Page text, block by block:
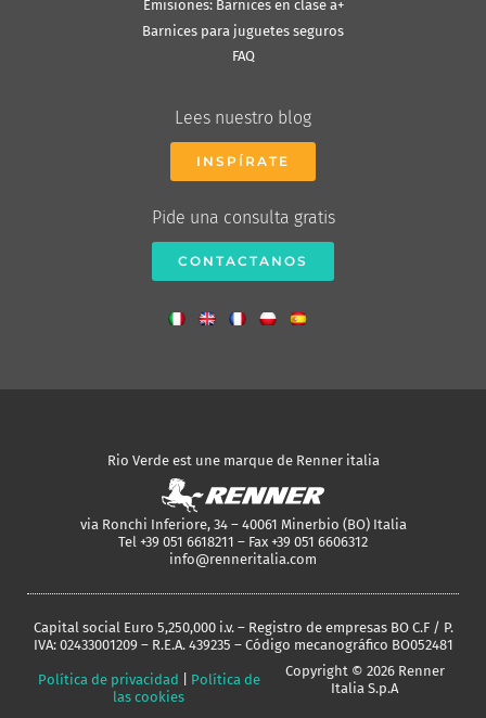
Emisiones: Barnices en clase a+
Barnices para juguetes seguros
FAQ
Lees nuestro blog
INSPÍRATE
Pide una consulta gratis
CONTACTANOS
Rio Verde est une marque de Renner italia
via Ronchi Inferiore, 34 – 40061 Minerbio (BO) Italia
Tel +39 051 6618211 – Fax +39 051 6606312
info@renneritalia.com
Capital social Euro 5,250,000 i.v. – Registro de empresas BO C.F / P.
IVA: 02433001209 – R.E.A. 439235 – Código mecanográfico BO052481
Política de privacidad
Política de
las cookies
Copyright © 2026 Renner
Italia S.p.A